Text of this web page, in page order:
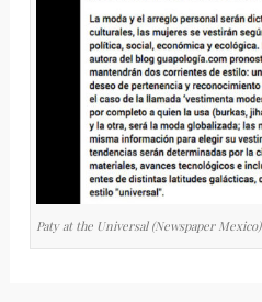
Paty at the Universal (Newspaper Mexico)